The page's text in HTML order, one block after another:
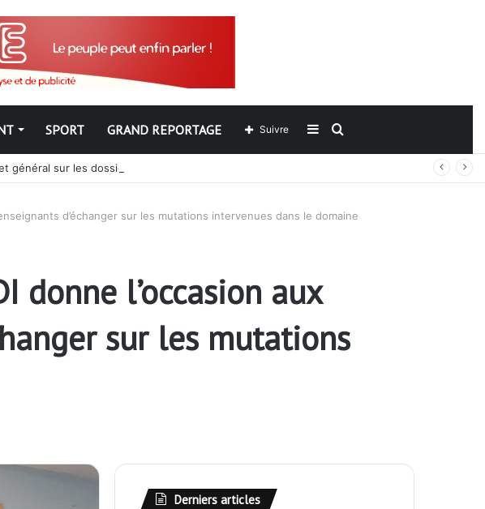
SPORT GRAND REPORTAGE Rechercher
Sidebar
(barre
Suivre
sur les dossiers de l’ARCOP?
d’échanger sur les mutations intervenues dans le domaine
donne l’occasion aux
sur les mutations
Derniers articles